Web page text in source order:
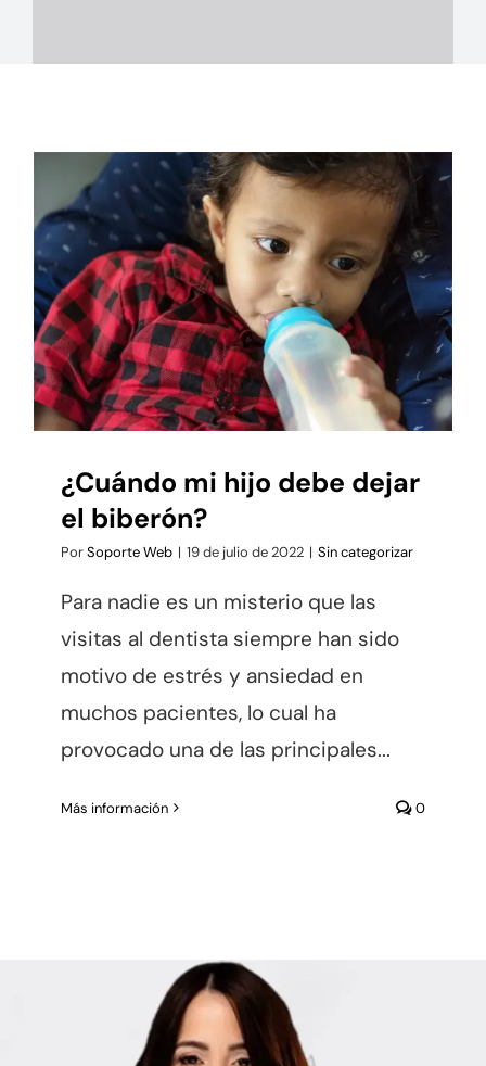
¿Cuándo mi hijo debe dejar el
biberón?
¿Cuándo mi hijo debe dejar
el biberón?
PorSoporte Web | 19 de julio de 2022 | Sin categorizar
Para nadie es un misterio que las
visitas al dentista siempre han sido
motivo de estrés y ansiedad en
muchos pacientes, lo cual ha
provocado una de las principales...
Más información 0